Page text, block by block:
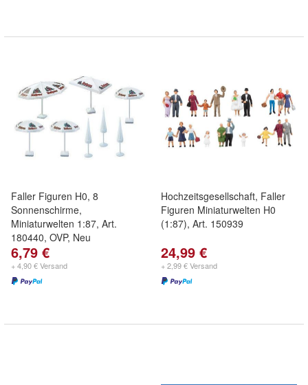
Faller Figuren H0, 8
Sonnenschirme,
Miniaturwelten 1:87, Art.
180440, OVP, Neu
6,79 €
+ 4,90 € Versand
Hochzeitsgesellschaft, Faller
Figuren Miniaturwelten H0
(1:87), Art. 150939
24,99 €
+ 2,99 € Versand